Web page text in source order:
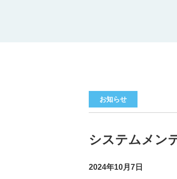
お知らせ
システムメン
2024年10月7日